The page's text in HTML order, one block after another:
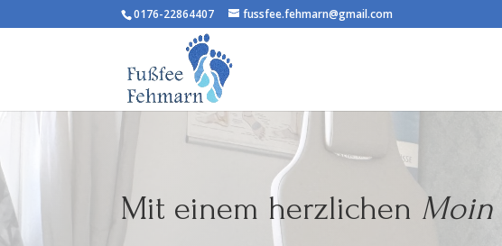
0176-22864407 fussfee.fehmarn@gmail.com
Mit einem herzlichen Moin